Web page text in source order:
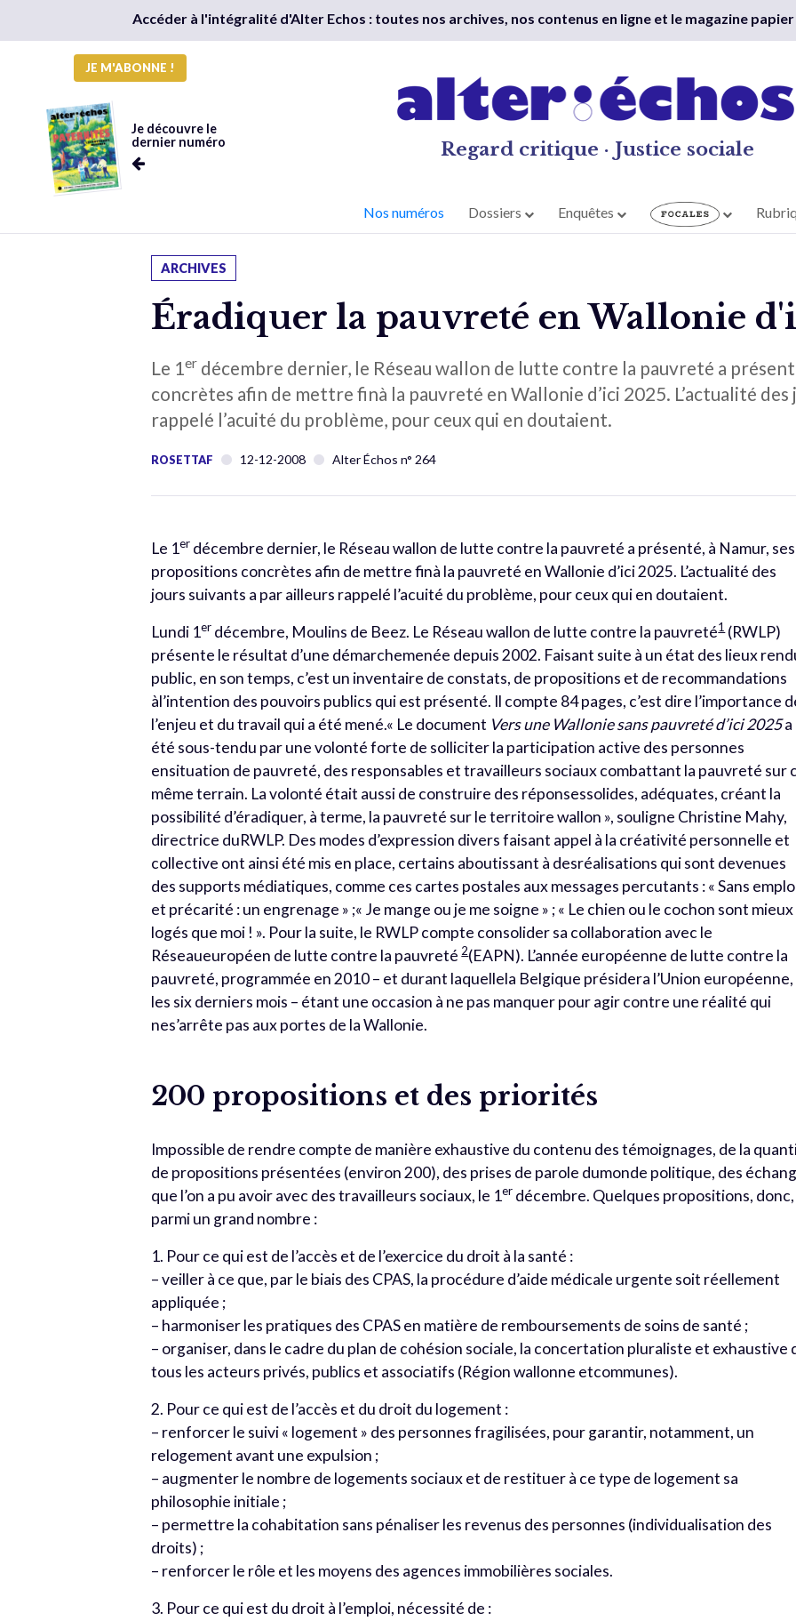
Accéder à l'intégralité d'Alter Echos : toutes nos archives, nos contenus en ligne et le magazine
JE M'ABONNE !
Je découvre le
dernier numéro
Regard critique · Justice sociale
Nos numéros Dossiers Enquêtes
ARCHIVES
Éradiquer la pauvreté en Wallonie
Le 1er décembre dernier, le Réseau wallon de lutte contre la pauvreté a
concrètes afin de mettre finà la pauvreté en Wallonie d’ici 2025. L’actualité
rappelé l’acuité du problème, pour ceux qui en doutaient.
ROSETTAF 12-12-2008 Alter Échos n° 264
Le 1er décembre dernier, le Réseau wallon de lutte contre la pauvreté a présenté, à Namur, ses
propositions concrètes afin de mettre finà la pauvreté en Wallonie d’ici 2025. L’actualité des
jours suivants a par ailleurs rappelé l’acuité du problème, pour ceux qui en doutaient.
Lundi 1er décembre, Moulins de Beez. Le Réseau wallon de lutte contre la pauvreté1(RWLP)
présente le résultat d’une démarchemenée depuis 2002. Faisant suite à un état des lieux
public, en son temps, c’est un inventaire de constats, de propositions et de recommandations
àl’intention des pouvoirs publics qui est présenté. Il compte 84 pages, c’est dire l’importance
l’enjeu et du travail qui a été mené.« Le document Vers une Wallonie sans pauvreté d’ici 2025a
été sous-tendu par une volonté forte de solliciter la participation active des personnes
ensituation de pauvreté, des responsables et travailleurs sociaux combattant la pauvreté sur
même terrain. La volonté était aussi de construire des réponsessolides, adéquates, créant la
possibilité d’éradiquer, à terme, la pauvreté sur le territoire wallon », souligne Christine Mahy,
directrice duRWLP. Des modes d’expression divers faisant appel à la créativité personnelle et
collective ont ainsi été mis en place, certains aboutissant à desréalisations qui sont devenues
des supports médiatiques, comme ces cartes postales aux messages percutants : « Sans
et précarité : un engrenage » ;« Je mange ou je me soigne » ; « Le chien ou le cochon sont mieux
logés que moi ! ». Pour la suite, le RWLP compte consolider sa collaboration avec le
Réseaueuropéen de lutte contre la pauvreté2(EAPN). L’année européenne de lutte contre la
pauvreté, programmée en 2010 – et durant laquellela Belgique présidera l’Union européenne,
les six derniers mois – étant une occasion à ne pas manquer pour agir contre une réalité qui
nes’arrête pas aux portes de la Wallonie.
200 propositions et des priorités
Impossible de rendre compte de manière exhaustive du contenu des témoignages, de la
de propositions présentées (environ 200), des prises de parole dumonde politique, des
que l’on a pu avoir avec des travailleurs sociaux, le 1er décembre. Quelques propositions, donc,
parmi un grand nombre :
1. Pour ce qui est de l’accès et de l’exercice du droit à la santé :
– veiller à ce que, par le biais des CPAS, la procédure d’aide médicale urgente soit réellement
appliquée ;
– harmoniser les pratiques des CPAS en matière de remboursements de soins de santé ;
– organiser, dans le cadre du plan de cohésion sociale, la concertation pluraliste et exhaustive
tous les acteurs privés, publics et associatifs (Région wallonne etcommunes).
2. Pour ce qui est de l’accès et du droit du logement :
– renforcer le suivi « logement » des personnes fragilisées, pour garantir, notamment, un
relogement avant une expulsion ;
– augmenter le nombre de logements sociaux et de restituer à ce type de logement sa
philosophie initiale ;
– permettre la cohabitation sans pénaliser les revenus des personnes (individualisation des
droits) ;
– renforcer le rôle et les moyens des agences immobilières sociales.
3. Pour ce qui est du droit à l’emploi, nécessité de :